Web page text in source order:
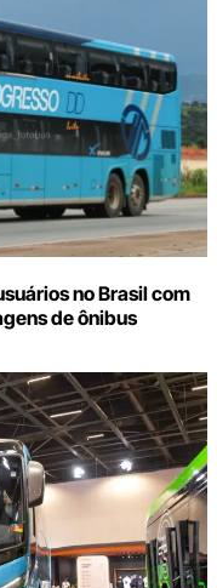
no Brasil com
de ônibus